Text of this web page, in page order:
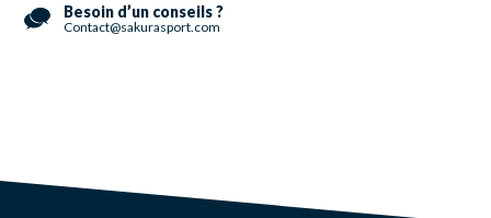
Besoin d’un conseils ?
Contact@sakurasport.com